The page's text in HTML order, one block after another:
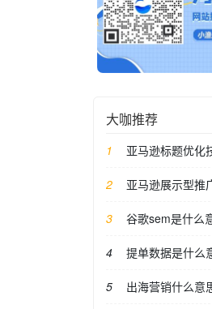
大咖推荐
亚马逊标题优化
亚马逊展示型推
谷歌sem是什么
提单数据是什么
出海营销什么意